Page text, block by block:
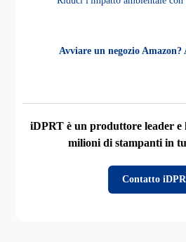
Avviare un negozio
iDPRT è un produttore leader e
milioni di stampanti in
Contatto